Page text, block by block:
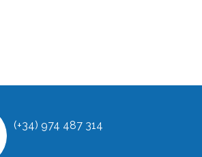
(+34) 974 487 314